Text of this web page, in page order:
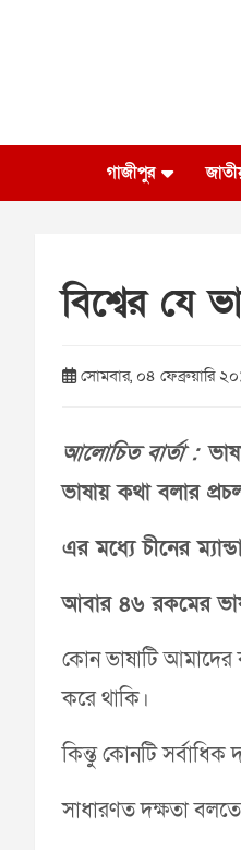
গাজীপুর
বিশ্বের যে
সোমবার, ০৪ ফেব্রুয়ারি
আলোচিত বার্তা :
ভাষায় কথা বলার
এর মধ্যে চীনের
আবার ৪৬ রকমের
কোন ভাষাটি আমাদের
করে থাকি।
কিন্তু কোনটি সর্বাধিক
সাধারণত দক্ষতা